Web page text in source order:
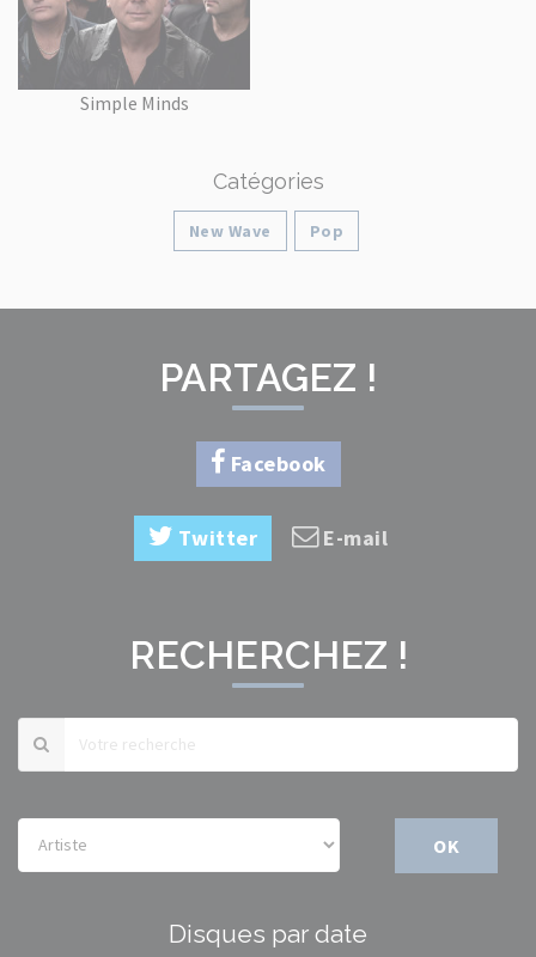
Simple Minds
Catégories
New Wave Pop
PARTAGEZ !
Facebook
Twitter E-mail
RECHERCHEZ !
OK
Disques par date